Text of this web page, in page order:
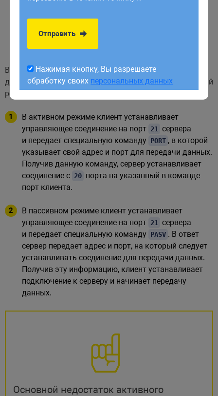
пользователь ограничен своей домашней
директорией.
В зависимости от способа установления соединения
для передачи данных различают активный и пассивный
режимы работы
В активном режиме клиент устанавливает
управляющее соединение на порт 21
сервера
и передает специальную команду PORT , в которой
указывает свой адрес и порт для передачи данных.
Получив данную команду, сервер устанавливает
соединение с 20 порта на указанный в команде
порт клиента.
В пассивном режиме клиент устанавливает
управляющее соединение на порт 21
сервера
и передает специальную команду PASV . В ответ
сервер передает адрес и порт, на который следует
устанавливать соединение для передачи данных.
Получив эту информацию, клиент устанавливает
подключение к серверу и начинает передачу
данных.
Основной недостаток активного
обработку своихперсональных данных
Отправить
Нажимая кнопку, Вы разрешаете
обработку своих персональных данных